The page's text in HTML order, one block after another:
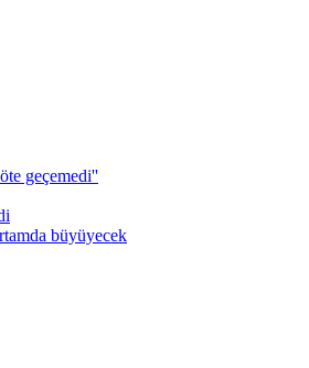
geçemedi''
büyüyecek